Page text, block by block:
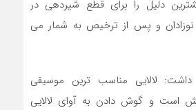
دلیل را برای قطع شیردهی در
و پس از ترخیص به شمار می
داشت: لالایی مناسب ترین موسیقی
است و گوش دادن به آوای لالایی